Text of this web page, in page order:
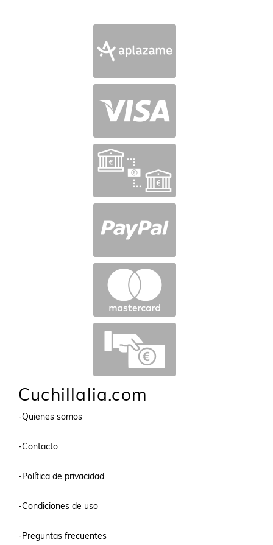
Cuchillalia.com
-Quienes somos
-Contacto
-Política de privacidad
-Condiciones de uso
-Preguntas frecuentes